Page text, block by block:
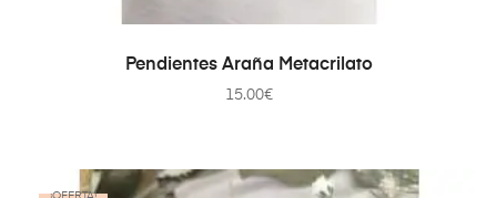
AÑADIR AL CARRITO
Pendientes Araña Metacrilato
15.00€